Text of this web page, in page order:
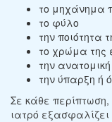
το μηχάνημα
το φύλο
την ποιότητα
το χρώμα της
την
την ύπαρξη ή
Σε κάθε
ιατρό